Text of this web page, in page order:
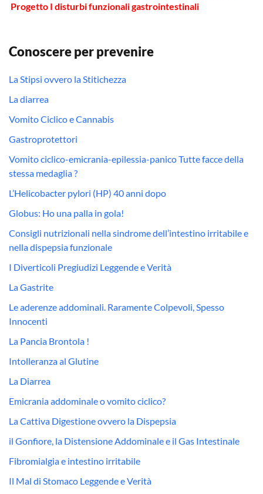
Progetto I disturbi funzionali gastrointestinali
Conoscere per prevenire
La Stipsi ovvero la Stitichezza
La diarrea
Vomito Ciclico e Cannabis
Gastroprotettori
Vomito ciclico-emicrania-epilessia-panico Tutte facce della
stessa medaglia ?
L’Helicobacter pylori (HP) 40 anni dopo
Globus: Ho una palla in gola!
Consigli nutrizionali nella sindrome dell’intestino irritabile e
nella dispepsia funzionale
I Diverticoli Pregiudizi Leggende e Verità
La Gastrite
Le aderenze addominali. Raramente Colpevoli, Spesso
Innocenti
La Pancia Brontola !
Intolleranza al Glutine
La Diarrea
Emicrania addominale o vomito ciclico?
La Cattiva Digestione ovvero la Dispepsia
il Gonfiore, la Distensione Addominale e il Gas Intestinale
Fibromialgia e intestino irritabile
Il Mal di Stomaco Leggende e Verità